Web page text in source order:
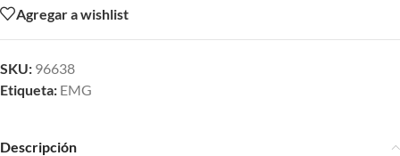
Agregar a wishlist
SKU: 96638
Etiqueta: EMG
Descripción